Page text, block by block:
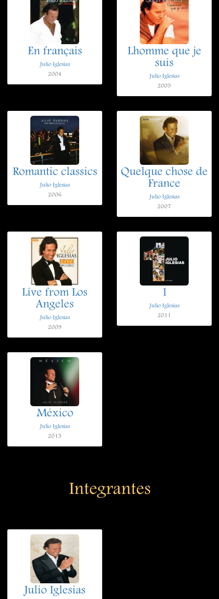
En français
Julio Iglesias
2004
Lhomme que je
suis
Julio Iglesias
2005
Romantic classics
Julio Iglesias
2006
Quelque chose de
France
Julio Iglesias
2007
Live from Los
Angeles
Julio Iglesias
2009
1
Julio Iglesias
2011
México
Julio Iglesias
2015
Integrantes
Julio Iglesias